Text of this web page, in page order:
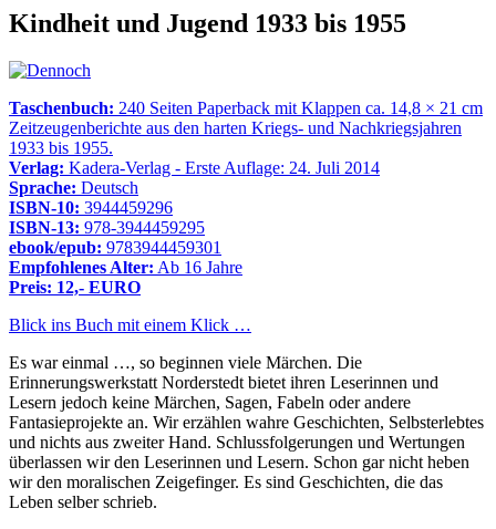
Kindheit und Jugend 1933 bis 1955
Taschenbuch: 240 Seiten Paperback mit Klappen ca. 14,8 × 21 cm
Zeitzeugenberichte aus den harten Kriegs- und Nachkriegsjahren
1933 bis 1955.
Verlag: Kadera-Verlag - Erste Auflage: 24. Juli 2014
Sprache: Deutsch
ISBN-10: 3944459296
ISBN-13: 978-3944459295
ebook/epub: 9783944459301
Empfohlenes Alter: Ab 16 Jahre
Preis: 12,- EURO
Blick ins Buch mit einem Klick …
Es war einmal …, so beginnen viele Märchen. Die
Erinnerungswerkstatt Norderstedt bietet ihren Leserinnen und
Lesern jedoch keine Märchen, Sagen, Fabeln oder andere
Fantasieprojekte an. Wir erzählen wahre Geschichten, Selbsterlebtes
und nichts aus zweiter Hand. Schlussfolgerungen und Wertungen
überlassen wir den Leserinnen und Lesern. Schon gar nicht heben
wir den moralischen Zeigefinger. Es sind Geschichten, die das
Leben selber schrieb.